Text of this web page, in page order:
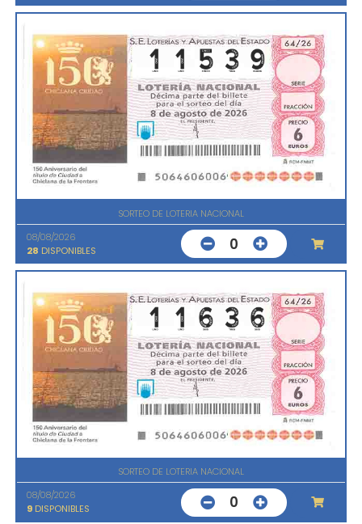
SORTEO DE LOTERIA NACIONAL
08/08/2026
28 DISPONIBLES 0
SORTEO DE LOTERIA NACIONAL
08/08/2026
9 DISPONIBLES 0